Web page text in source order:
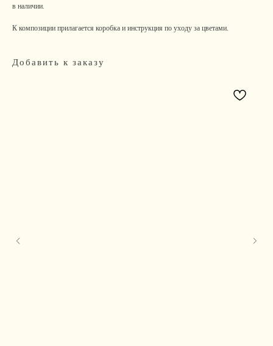
в наличии.
К композиции прилагается коробка и инструкция по уходу за цветами.
Добавить к заказу